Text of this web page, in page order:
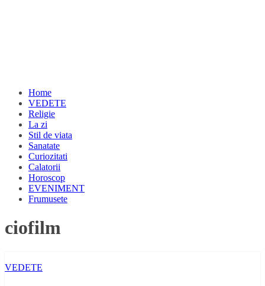
Home
VEDETE
Religie
La zi
Stil de viata
Sanatate
Curiozitati
Calatorii
Horoscop
EVENIMENT
Frumusete
ciofilm
VEDETE